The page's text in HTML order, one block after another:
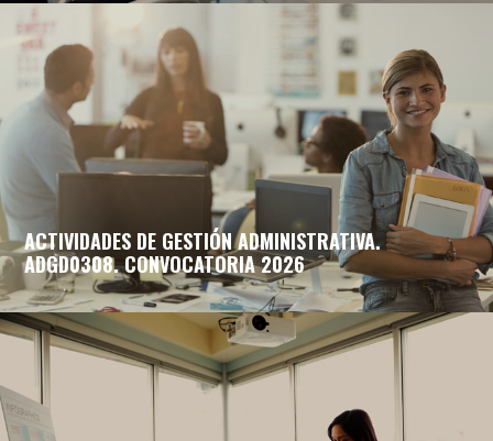
ACTIVIDADES DE GESTIÓN ADMINISTRATIVA.
ADGD0308. CONVOCATORIA 2026